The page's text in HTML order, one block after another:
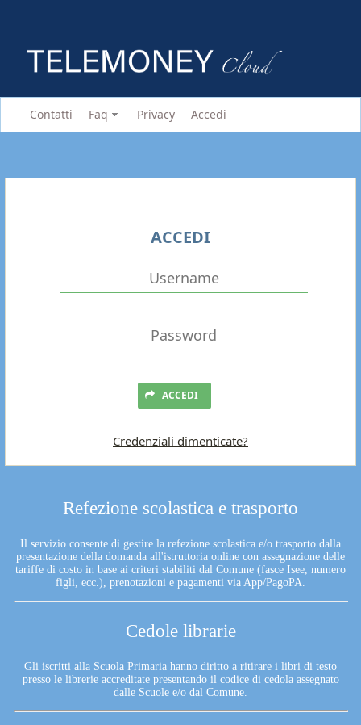
Contatti Faq Privacy Accedi
Refezione scolastica e trasporto
Il servizio consente di gestire la refezione scolastica e/o trasporto dalla
presentazione della domanda all'istruttoria online con assegnazione delle
tariffe di costo in base ai criteri stabiliti dal Comune (fasce Isee, numero
figli, ecc.), prenotazioni e pagamenti via App/PagoPA.
Cedole librarie
Gli iscritti alla Scuola Primaria hanno diritto a ritirare i libri di testo
presso le librerie accreditate presentando il codice di cedola assegnato
dalle Scuole e/o dal Comune.
ACCEDI
ACCEDI
Credenziali dimenticate?